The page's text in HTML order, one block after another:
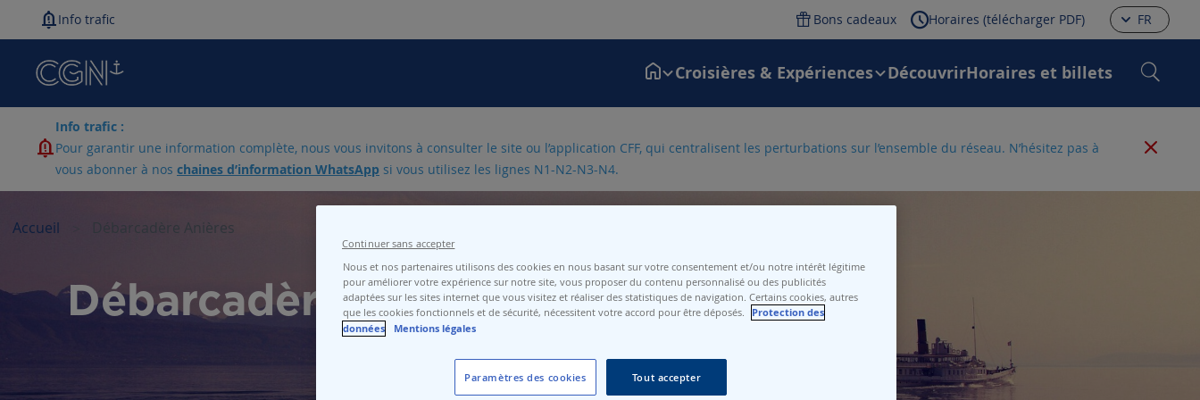
Info trafic Bons cadeaux Horaires (télécharger PDF) FR
Croisières & Expériences DécouvrirHoraires et billets
Info trafic :
Pour garantir une information complète, nous vous invitons à consulter le site ou l’application CFF, qui centralisent les perturbations sur l’ensemble du réseau. N’hésitez pas à
vous abonner à nos chaines d’information WhatsApp si vous utilisez les lignes N1-N2-N3-N4.
Accueil Débarcadère Anières
Débarcadère Anières
Nous et nos partenaires utilisons des cookies en nous basant sur votre consentement et/ou notre intérêt légitime
pour améliorer votre expérience sur notre site, vous proposer du contenu personnalisé ou des publicités
adaptées sur les sites internet que vous visitez et réaliser des statistiques de navigation. Certains cookies, autres
que les cookies fonctionnels et de sécurité, nécessitent votre accord pour être déposés.
Protection des
données
Mentions légales
Paramètres des cookies Tout accepter
Continuer sans accepter